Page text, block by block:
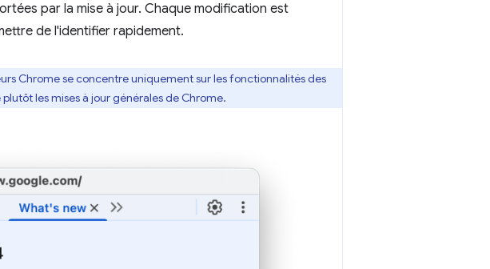
par la mise à jour. Chaque modification est
de l'identifier rapidement.
Chrome se concentre uniquement sur les fonctionnalités des
les mises à jour générales de Chrome.